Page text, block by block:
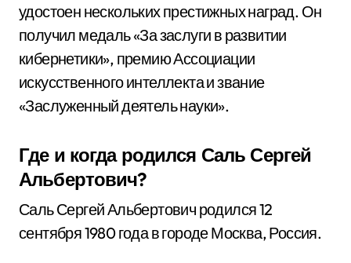
удостоен нескольких престижных наград. Он
получил медаль «За заслуги в развитии
кибернетики», премию Ассоциации
искусственного интеллекта и звание
«Заслуженный деятель науки».
Где и когда родился Саль Сергей
Альбертович?
Саль Сергей Альбертович родился 12
сентября 1980 года в городе Москва, Россия.